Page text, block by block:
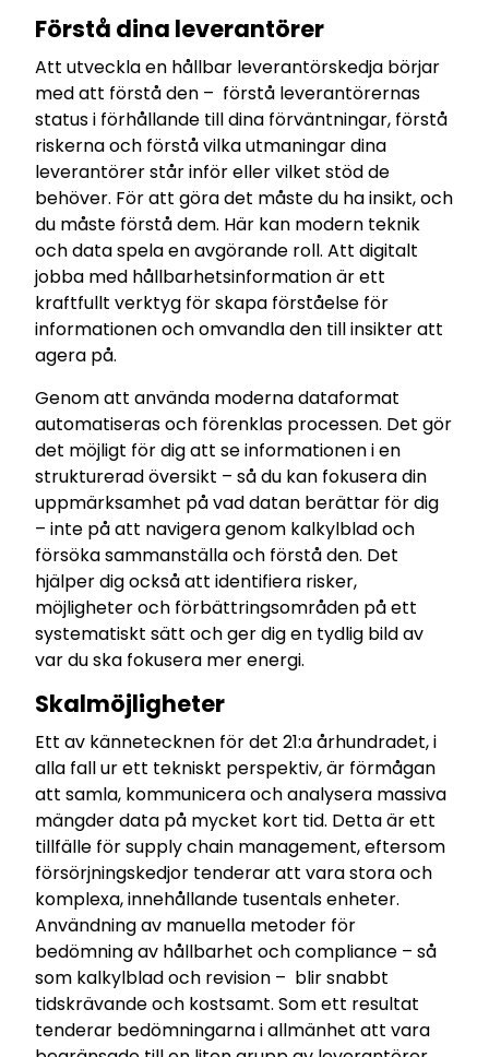
Förstå dina leverantörer
Att utveckla en hållbar leverantörskedja börjar
med att förstå den – förstå leverantörernas
status i förhållande till dina förväntningar, förstå
riskerna och förstå vilka utmaningar dina
leverantörer står inför eller vilket stöd de
behöver. För att göra det måste du ha insikt, och
du måste förstå dem. Här kan modern teknik
och data spela en avgörande roll. Att digitalt
jobba med hållbarhetsinformation är ett
kraftfullt verktyg för skapa förståelse för
informationen och omvandla den till insikter att
agera på.
Genom att använda moderna dataformat
automatiseras och förenklas processen. Det gör
det möjligt för dig att se informationen i en
strukturerad översikt – så du kan fokusera din
uppmärksamhet på vad datan berättar för dig
– inte på att navigera genom kalkylblad och
försöka sammanställa och förstå den. Det
hjälper dig också att identifiera risker,
möjligheter och förbättringsområden på ett
systematiskt sätt och ger dig en tydlig bild av
var du ska fokusera mer energi.
Skalmöjligheter
Ett av kännetecknen för det 21:a århundradet, i
alla fall ur ett tekniskt perspektiv, är förmågan
att samla, kommunicera och analysera massiva
mängder data på mycket kort tid. Detta är ett
tillfälle för supply chain management, eftersom
försörjningskedjor tenderar att vara stora och
komplexa, innehållande tusentals enheter.
Användning av manuella metoder för
bedömning av hållbarhet och compliance – så
som kalkylblad och revision – blir snabbt
tidskrävande och kostsamt. Som ett resultat
tenderar bedömningarna i allmänhet att vara